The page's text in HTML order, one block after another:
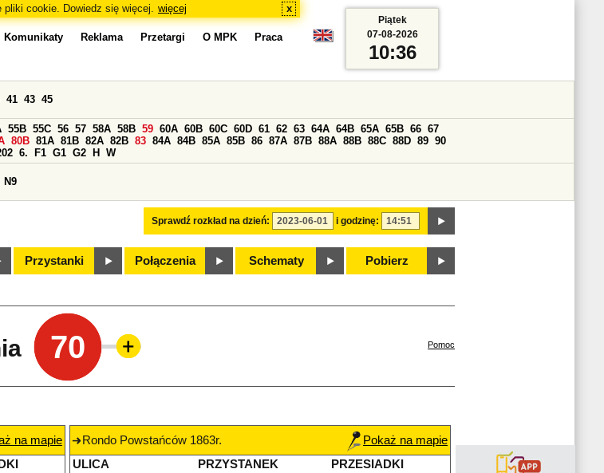
pliki cookie. Dowiedz się więcej. więcej x
Komunikaty Reklama Przetargi O MPK Praca
Sprawdź rozkład na dzień: i godzinę:
41 43 45
55B 55C 56 57 58A 58B 59 60A 60B 60C 60D 61 62 63 64A 64B 65A 65B 66 67
80B 81A 81B 82A 82B 83 84A 84B 85A 85B 86 87A 87B 88A 88B 88C 88D 89 90
6. F1 G1 G2 H W
N9
Przystanki Połączenia Schematy Pobierz
Piątek
07-08-2026
10:36
70 Pomoc
na mapie
Rondo Powstańców 1863r.
Pokaż na mapie
ULICA
PRZYSTANEK
PRZESIADKI